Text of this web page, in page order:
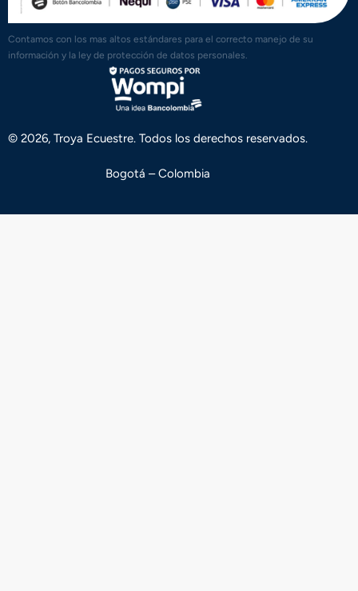
Contamos con los mas altos estándares para el correcto manejo de su
información y la ley de protección de datos personales.
© 2026, Troya Ecuestre. Todos los derechos reservados.
Bogotá – Colombia